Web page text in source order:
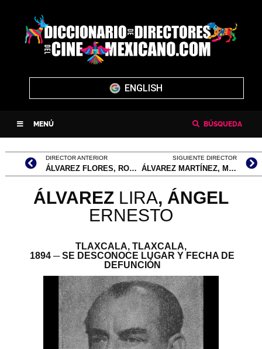
ENGLISH
MENÚ BÚSQUEDA
DIRECTOR ANTERIOR
ÁLVAREZ FLORES, RODRIGO
SIGUIENTE DIRECTOR
ÁLVAREZ MARTÍNEZ, MARÍA DE LOURDES
ÁLVAREZ LIRA, ÁNGEL
ERNESTO
TLAXCALA, TLAXCALA,
1894 ─ SE DESCONOCE LUGAR Y FECHA DE
DEFUNCIÓN